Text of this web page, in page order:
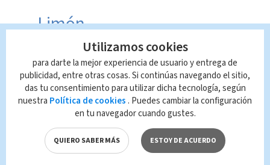
Limón
Pococí.
Alerta en Costa Rica por
las lluvias:
Utilizamos cookies
para darte la mejor experiencia de usuario y entrega de
publicidad, entre otras cosas. Si continúas navegando el sitio,
das tu consentimiento para utilizar dicha tecnología, según
nuestra Política de cookies . Puedes cambiar la configuración
en tu navegador cuando gustes.
QUIERO SABER MÁS ESTOY DE ACUERDO